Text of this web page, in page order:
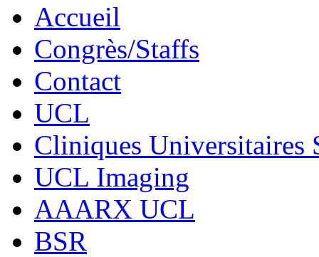
Accueil
Congrès/Staffs
Contact
UCL
Cliniques Universitaires
UCL Imaging
AAARX UCL
BSR